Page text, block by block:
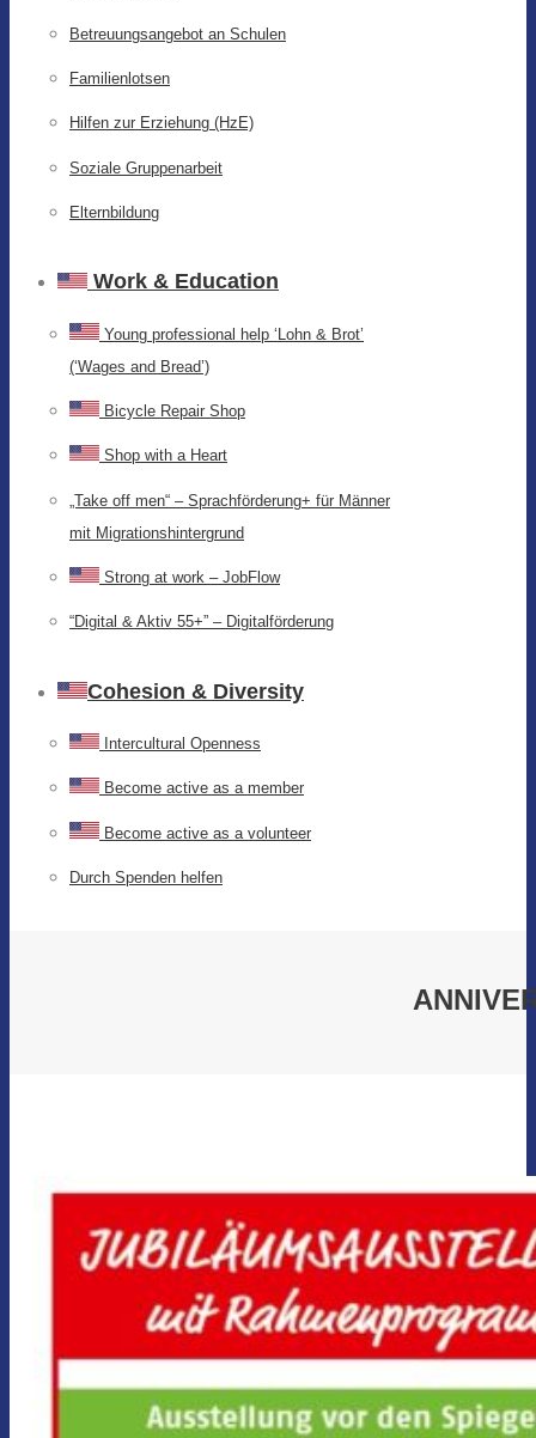
Betreuungsangebot an Schulen
Familienlotsen
Hilfen zur Erziehung (HzE)
Soziale Gruppenarbeit
Elternbildung
Work & Education
Young professional help ‘Lohn & Brot’
(‘Wages and Bread’)
Bicycle Repair Shop
Shop with a Heart
„Take off men“ – Sprachförderung+ für Männer
mit Migrationshintergrund
Strong at work – JobFlow
“Digital & Aktiv 55+” – Digitalförderung
Cohesion & Diversity
Intercultural Openness
Become active as a member
Become active as a volunteer
Durch Spenden helfen